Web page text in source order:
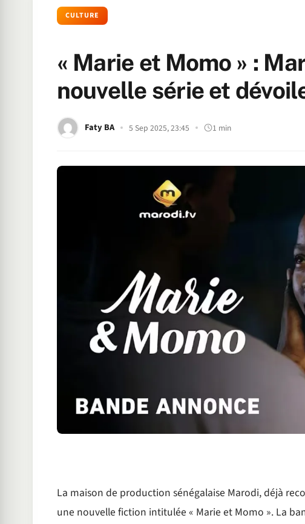
CULTURE
« Marie et Momo » :
nouvelle série et
Faty BA 5 Sep 2025, 23:45 1 min
La maison de production sénégalaise Marodi, déjà
une nouvelle fiction intitulée « Marie et Momo ». La